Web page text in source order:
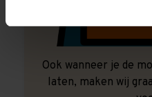
Ook wanneer je de
laten, maken wij